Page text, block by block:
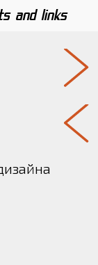
and links